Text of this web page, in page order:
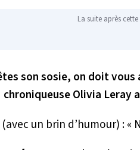
La suite après
son sosie, on doit
chroniqueuse Olivia Leray
un brin d’humour) : «